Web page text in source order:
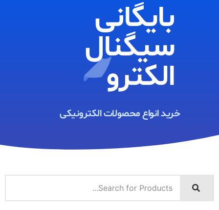
بایگانی
سیگنال
الکترو​
خرید انواع محصولات الکترونیکی ​